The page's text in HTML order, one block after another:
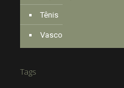
Tênis
Vasco
Tags